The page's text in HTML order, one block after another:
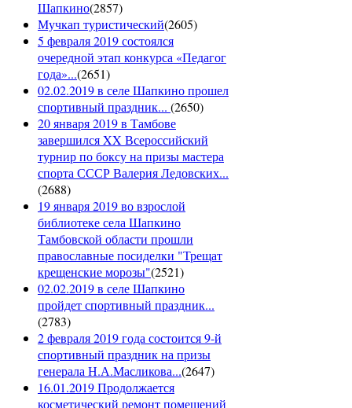
Шапкино(2857)
Мучкап туристический(2605)
5 февраля 2019 состоялся
очередной этап конкурса «Педагог
года»...(2651)
02.02.2019 в селе Шапкино прошел
спортивный праздник... (2650)
20 января 2019 в Тамбове
завершился XX Всероссийский
турнир по боксу на призы мастера
спорта СССР Валерия Ледовских...
(2688)
19 января 2019 во взрослой
библиотеке села Шапкино
Тамбовской области прошли
православные посиделки "Трещат
крещенские морозы"(2521)
02.02.2019 в селе Шапкино
пройдет спортивный праздник...
(2783)
2 февраля 2019 года состоится 9-й
спортивный праздник на призы
генерала Н.А.Масликова...(2647)
16.01.2019 Продолжается
косметический ремонт помещений